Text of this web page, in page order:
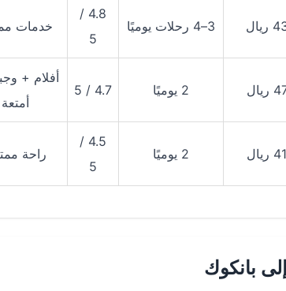
3–4 رحلات يوميًا
4.8 /
5
خدمات
2 يوميًا 4.7 / 5
أفلام +
أمتعة
2 يوميًا
4.5 /
5
راحة
بانكوك